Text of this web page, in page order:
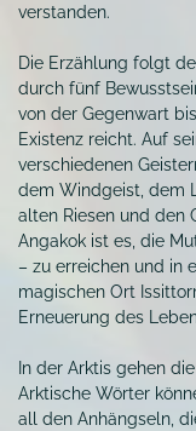
verstanden.
Die Erzählung folgt
durch fünf
von der Gegenwart
Existenz reicht. Auf
verschiedenen
dem Windgeist, dem
alten Riesen und den
Angakok ist es, die
– zu erreichen und in
magischen Ort
Erneuerung des
In der Arktis gehen
Arktische Wörter
all den Anhängseln,